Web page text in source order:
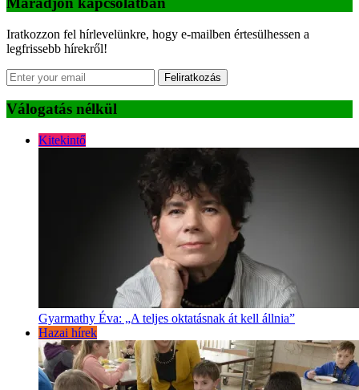
Iratkozzon fel hírlevelünkre, hogy e-mailben értesülhessen a
legfrissebb hírekről!
Feliratkozás
Válogatás nélkül
Kitekintő
Gyarmathy Éva: „A teljes oktatásnak át kell állnia”
Hazai hírek